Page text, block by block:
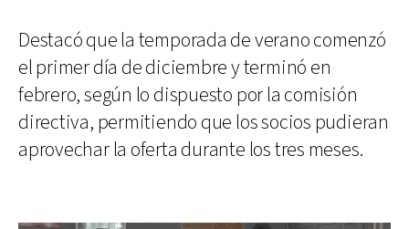
Destacó que la temporada de verano comenzó
el primer día de diciembre y terminó en
febrero, según lo dispuesto por la comisión
directiva, permitiendo que los socios pudieran
aprovechar la oferta durante los tres meses.